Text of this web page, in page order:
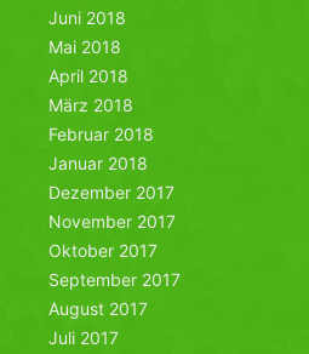
Juni 2018
Mai 2018
April 2018
März 2018
Februar 2018
Januar 2018
Dezember 2017
November 2017
Oktober 2017
September 2017
August 2017
Juli 2017